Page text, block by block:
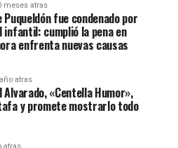
meses atras
Puqueldón fue condenado por
infantil: cumplió la pena en
enfrenta nuevas causas
atras
Alvarado, «Centella Humor»,
y promete mostrarlo todo